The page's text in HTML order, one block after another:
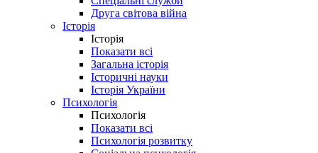
Друга світова війна
Історія
Історія
Показати всі
Загальна історія
Історичні науки
Історія України
Психологія
Психологія
Показати всі
Психологія розвитку